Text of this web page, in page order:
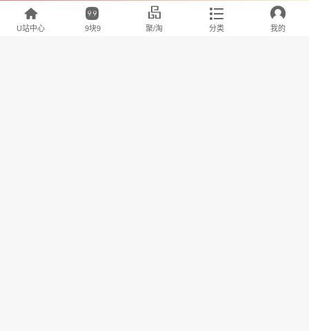

U站中心

9块9

聚/淘

分类

我的